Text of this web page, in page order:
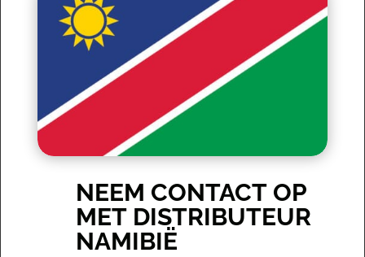
NEEM CONTACT OP
MET DISTRIBUTEUR
NAMIBIË